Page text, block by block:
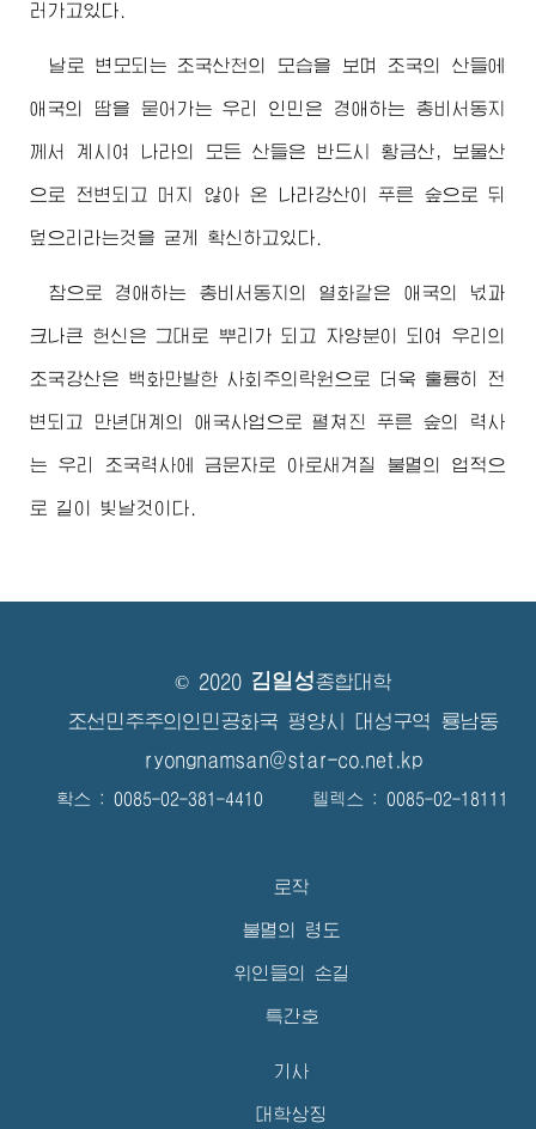
러가고있다.
날로 변모되는 조국산천의 모습을 보며 조국의 산들에
애국의 땀을 묻어가는 우리 인민은 경애하는 총비서동지
께서 계시여 나라의 모든 산들은 반드시 황금산, 보물산
으로 전변되고 머지 않아 온 나라강산이 푸른 숲으로 뒤
덮으리라는것을 굳게 확신하고있다.
참으로 경애하는 총비서동지 의 열화같은 애국의 넋과
크나큰 헌신은 그대로 뿌리가 되고 자양분이 되여 우리의
조국강산은 백화만발한 사회주의락원으로 더욱 훌륭히 전
변되고 만년대계의 애국사업으로 펼쳐진 푸른 숲의 력사
는 우리 조국력사에 금문자로 아로새겨질 불멸의 업적으
로 길이 빛날것이다.
© 2020 김일성종합대학
조선민주주의인민공화국 평양시 대성구역 룡남동
ryongnamsan@star-co.net.kp
확스 : 0085-02-381-4410 텔렉스 : 0085-02-18111
로작
불멸의 령도
위인들의 손길
특간호
기사
대학상징